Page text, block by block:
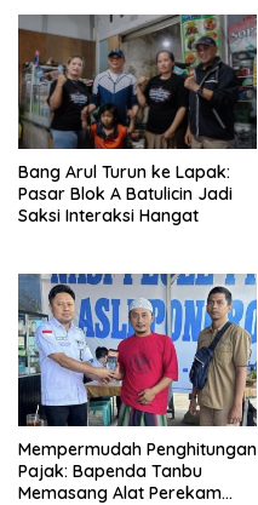
Bang Arul Turun ke Lapak:
Pasar Blok A Batulicin Jadi
Saksi Interaksi Hangat
Mempermudah Penghitungan
Pajak: Bapenda Tanbu
Memasang Alat Perekam